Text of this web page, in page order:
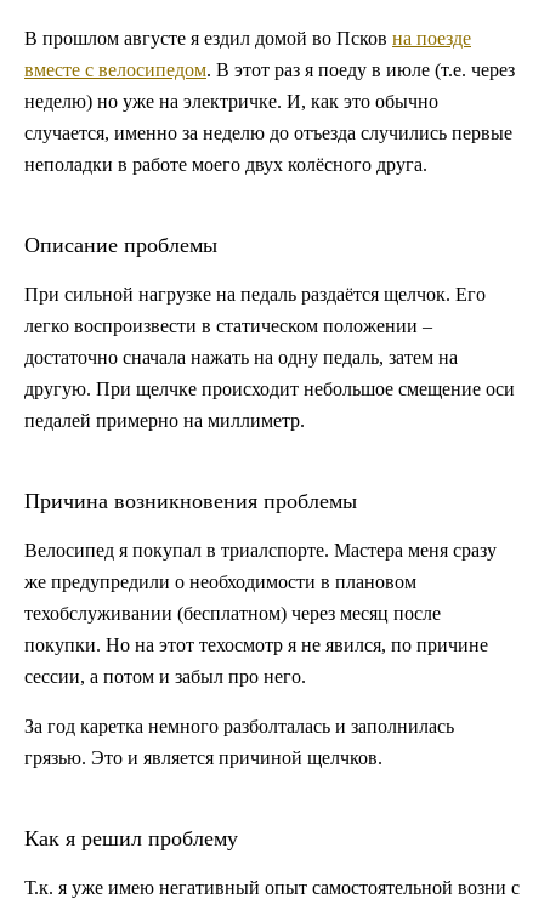
В прошлом августе я ездил домой во Псков на поезде
вместе с велосипедом. В этот раз я поеду в июле (т.е. через
неделю) но уже на электричке. И, как это обычно
случается, именно за неделю до отъезда случились первые
неполадки в работе моего двух колёсного друга.
Описание проблемы
При сильной нагрузке на педаль раздаётся щелчок. Его
легко воспроизвести в статическом положении –
достаточно сначала нажать на одну педаль, затем на
другую. При щелчке происходит небольшое смещение оси
педалей примерно на миллиметр.
Причина возникновения проблемы
Велосипед я покупал в триалспорте. Мастера меня сразу
же предупредили о необходимости в плановом
техобслуживании (бесплатном) через месяц после
покупки. Но на этот техосмотр я не явился, по причине
сессии, а потом и забыл про него.
За год каретка немного разболталась и заполнилась
грязью. Это и является причиной щелчков.
Как я решил проблему
Т.к. я уже имею негативный опыт самостоятельной возни с